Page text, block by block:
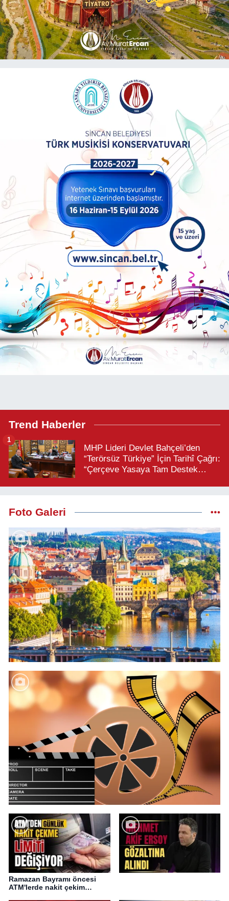
Trend Haberler
MHP Lideri Devlet Bahçeli’den
“Terörsüz Türkiye” İçin Tarihî Çağrı:
“Çerçeve Yasaya Tam Destek
1
Foto Galeri
Ramazan Bayramı öncesi
ATM'lerde nakit çekim